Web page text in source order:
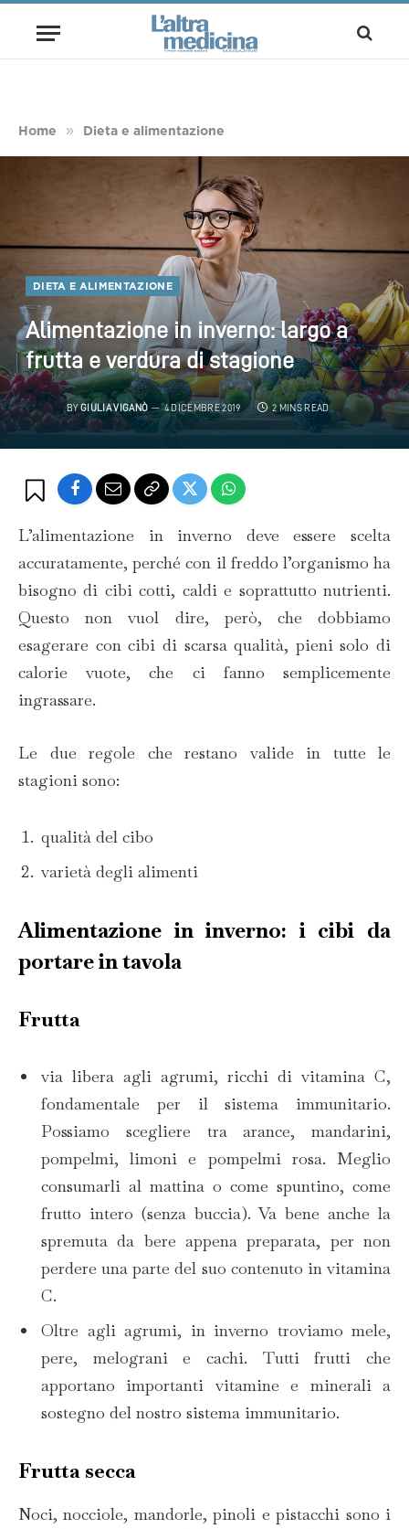
Home » Dieta e alimentazione
DIETA E ALIMENTAZIONE
Alimentazione in inverno: largo a
frutta e verdura di stagione
BY GIULIA VIGANÒ 4 DICEMBRE 2019 2 MINS READ
L’alimentazione in inverno deve essere scelta
accuratamente, perché con il freddo l’organismo ha
bisogno di cibi cotti, caldi e soprattutto nutrienti.
Questo non vuol dire, però, che dobbiamo
esagerare con cibi di scarsa qualità, pieni solo di
calorie vuote, che ci fanno semplicemente
ingrassare.
Le due regole che restano valide in tutte le
stagioni sono:
qualità del cibo
varietà degli alimenti
Alimentazione in inverno: i cibi da
portare in tavola
Frutta
via libera agli agrumi, ricchi di vitamina C,
fondamentale per il sistema immunitario.
Possiamo scegliere tra arance, mandarini,
pompelmi, limoni e pompelmi rosa. Meglio
consumarli al mattina o come spuntino, come
frutto intero (senza buccia). Va bene anche la
spremuta da bere appena preparata, per non
perdere una parte del suo contenuto in vitamina
C.
Oltre agli agrumi, in inverno troviamo mele,
pere, melograni e cachi. Tutti frutti che
apportano importanti vitamine e minerali a
sostegno del nostro sistema immunitario.
Frutta secca
Noci, nocciole, mandorle, pinoli e pistacchi sono i